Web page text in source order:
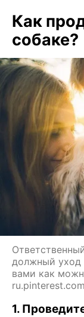
Как
собаке?
должный уход
вами как
ru.pinterest.com
1.